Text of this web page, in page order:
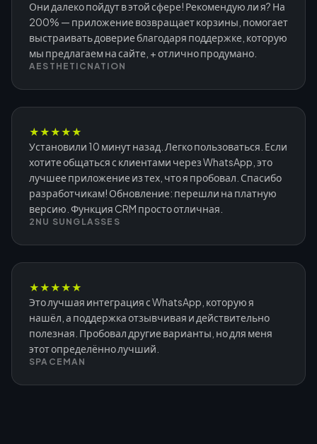
Они далеко пойдут в этой сфере! Рекомендую ли я? На
200% — приложение возвращает корзины, помогает
выстраивать доверие благодаря поддержке, которую
мы предлагаем на сайте, + отлично продумано.
AESTHETICNATION
★★★★★
Установили 10 минут назад. Легко пользоваться. Если
хотите общаться с клиентами через WhatsApp, это
лучшее приложение из тех, что я пробовал. Спасибо
разработчикам! Обновление: перешли на платную
версию. Функция CRM просто отличная.
2NU SUNGLASSES
★★★★★
Это лучшая интеграция с WhatsApp, которую я
нашёл, а поддержка отзывчивая и действительно
полезная. Пробовал другие варианты, но для меня
этот определённо лучший.
SPACEMAN